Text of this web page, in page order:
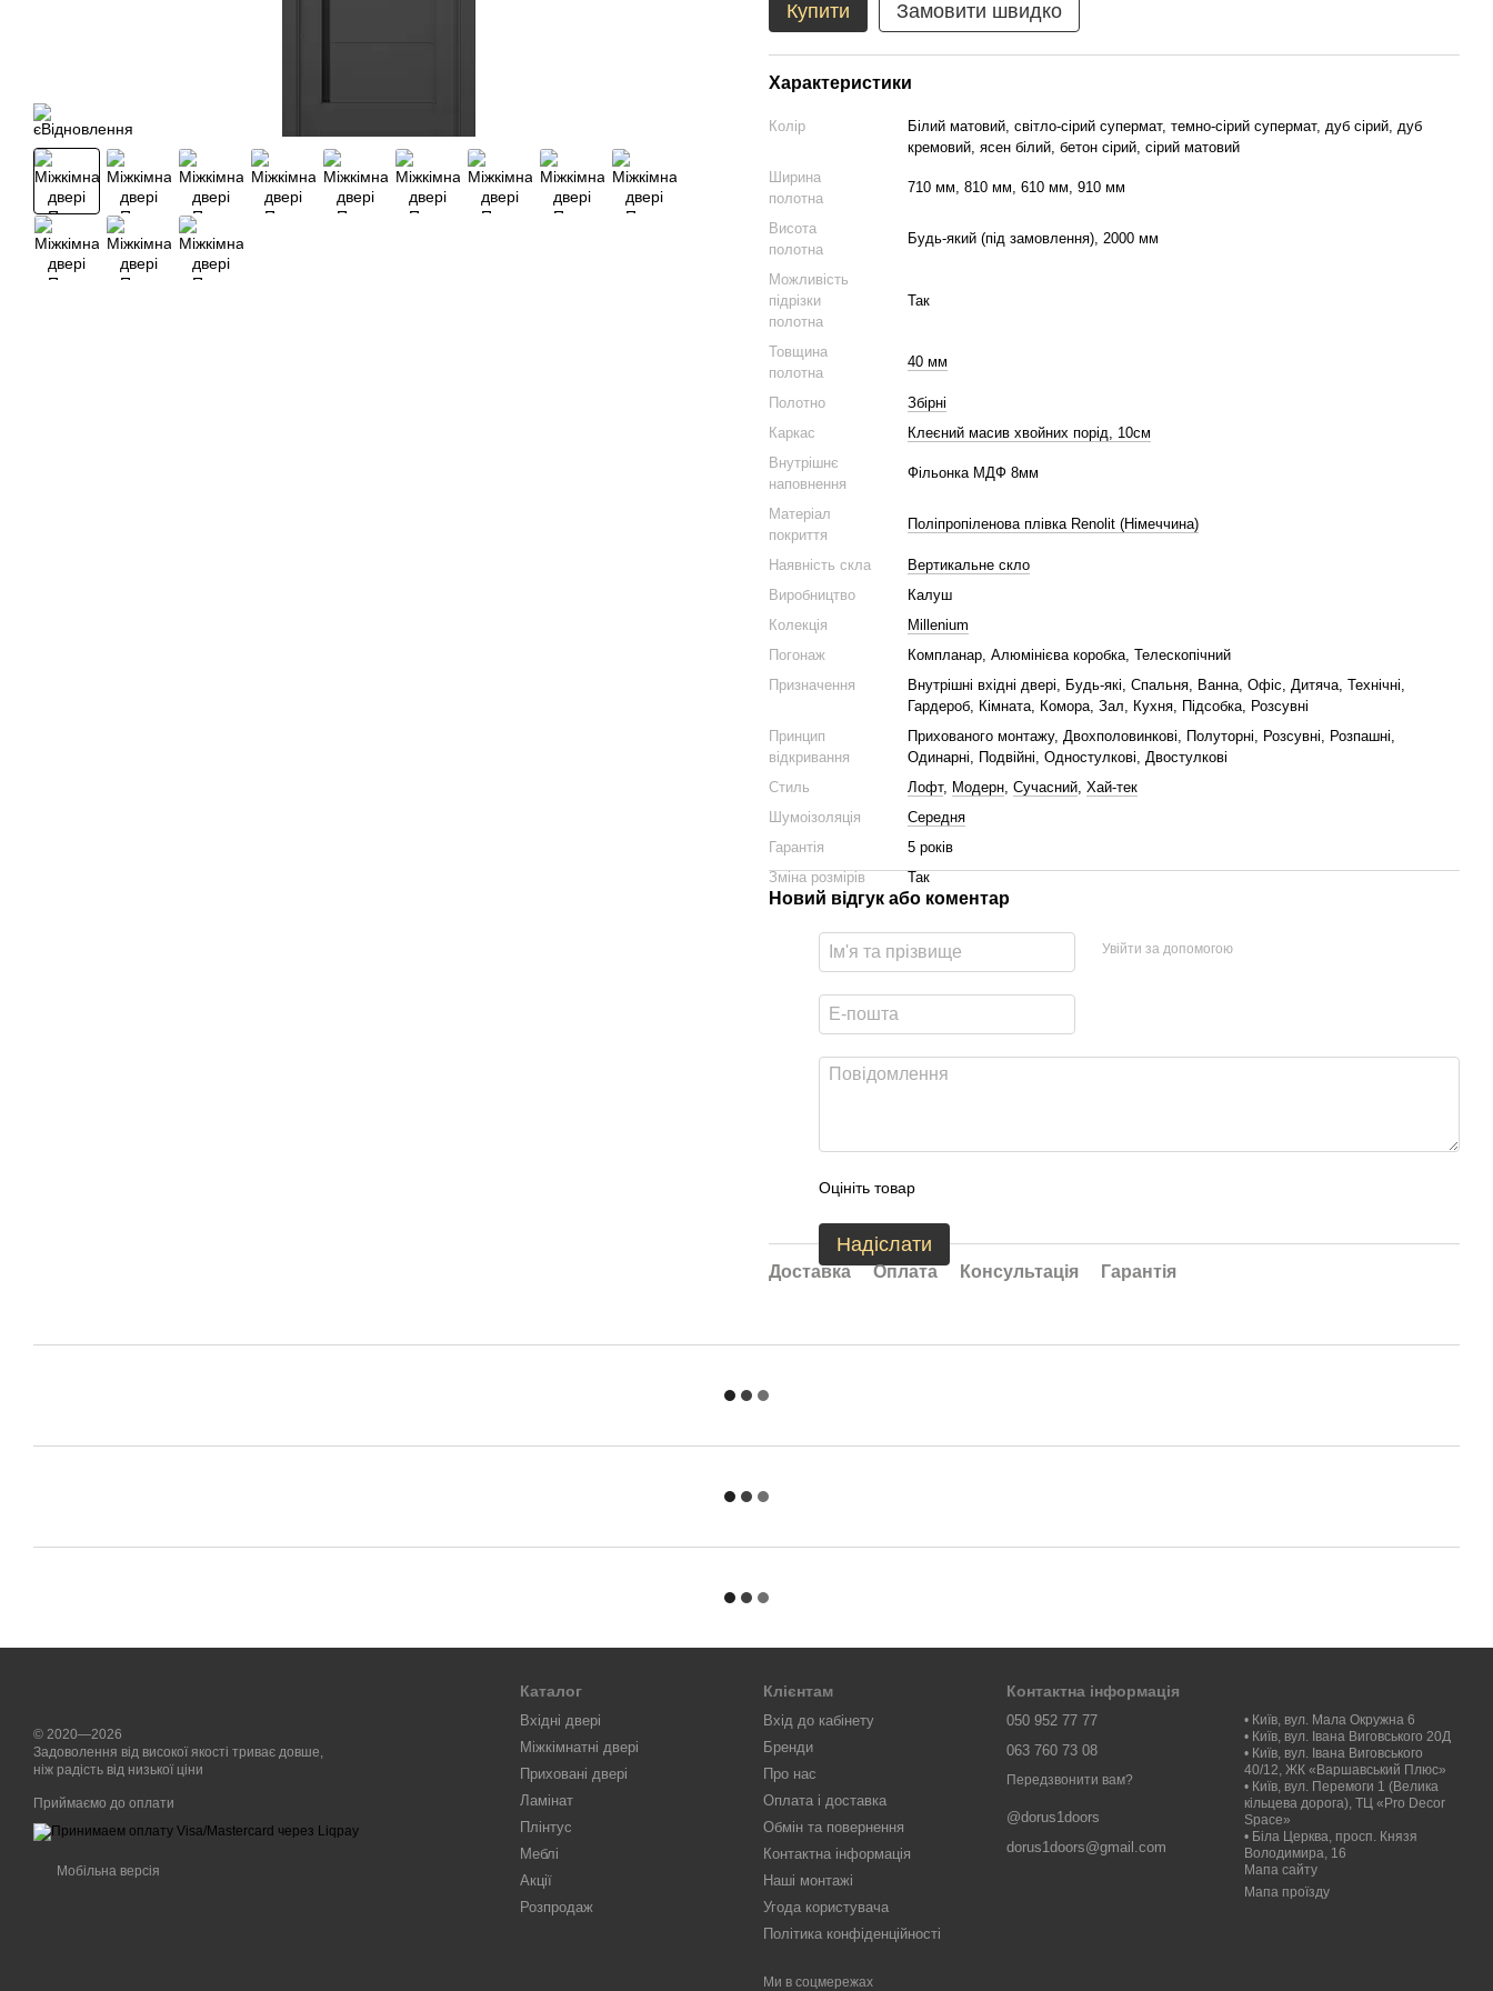
Купити Замовити швидко
Характеристики
Колір
Білий матовий, світло-сірий супермат, темно-сірий супермат, дуб сірий, дуб
кремовий, ясен білий, бетон сірий, сірий матовий
Ширина
полотна
710 мм, 810 мм, 610 мм, 910 мм
Висота
полотна
Будь-який (під замовлення), 2000 мм
Можливість
підрізки
полотна
Так
Товщина
полотна
40 мм
Полотно
Збірні
Каркас
Клеєний масив хвойних порід, 10см
Внутрішнє
наповнення
Фільонка МДФ 8мм
Матеріал
покриття
Поліпропіленова плівка Renolit (Німеччина)
Наявність скла
Вертикальне скло
Виробництво
Калуш
Колекція
Millenium
Погонаж
Компланар, Алюмінієва коробка, Телескопічний
Призначення
Внутрішні вхідні двері, Будь-які, Спальня, Ванна, Офіс, Дитяча, Технічні,
Гардероб, Кімната, Комора, Зал, Кухня, Підсобка, Розсувні
Принцип
відкривання
Прихованого монтажу, Двохполовинкові, Полуторні, Розсувні, Розпашні,
Одинарні, Подвійні, Одностулкові, Двостулкові
Стиль
Лофт, Модерн, Сучасний, Хай-тек
Шумоізоляція
Середня
Гарантія
5 років
Зміна розмірів
Так
Новий відгук або коментар
Увійти за допомогою
Оцініть товар
Надіслати
Доставка Оплата Консультація Гарантія
© 2020—2026
Задоволення від високої якості триває довше,
ніж радість від низької ціни
Приймаємо до оплати
Мобільна версія
Каталог
Вхідні двері
Міжкімнатні двері
Приховані двері
Ламінат
Плінтус
Меблі
Акції
Розпродаж
Клієнтам
Вхід до кабінету
Бренди
Про нас
Оплата і доставка
Обмін та повернення
Контактна інформація
Наші монтажі
Угода користувача
Політика конфіденційності
Ми в соцмережах
Контактна інформація
050 952 77 77
063 760 73 08
Передзвонити вам?
@dorus1doors
dorus1doors@gmail.com
• Київ, вул. Мала Окружна 6
• Київ, вул. Івана Виговського 20Д
• Київ, вул. Івана Виговського
40/12, ЖК «Варшавський Плюс»
• Київ, вул. Перемоги 1 (Велика
кільцева дорога), ТЦ «Pro Decor
Space»
• Біла Церква, просп. Князя
Володимира, 16
Мапа сайту
Мапа проїзду